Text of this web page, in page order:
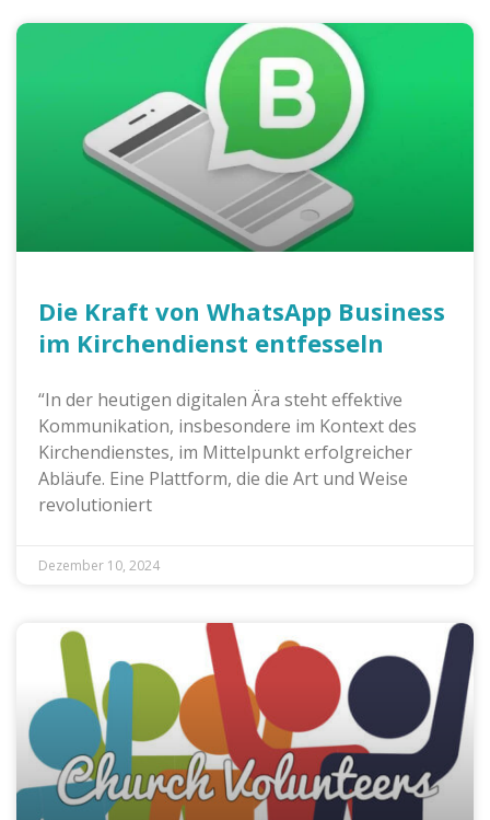
Die Kraft von WhatsApp Business
im Kirchendienst entfesseln
“In der heutigen digitalen Ära steht effektive
Kommunikation, insbesondere im Kontext des
Kirchendienstes, im Mittelpunkt erfolgreicher
Abläufe. Eine Plattform, die die Art und Weise
revolutioniert
Dezember 10, 2024